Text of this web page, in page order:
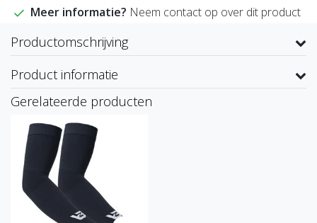
Meer informatie? Neem contact op over dit product
Productomschrijving
Product informatie
Gerelateerde producten